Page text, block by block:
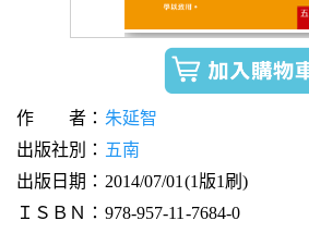
作 者： 朱延智
出版社別： 五南
出版日期：2014/07/01(1版1刷)
ＩＳＢＮ：978-957-11-7684-0